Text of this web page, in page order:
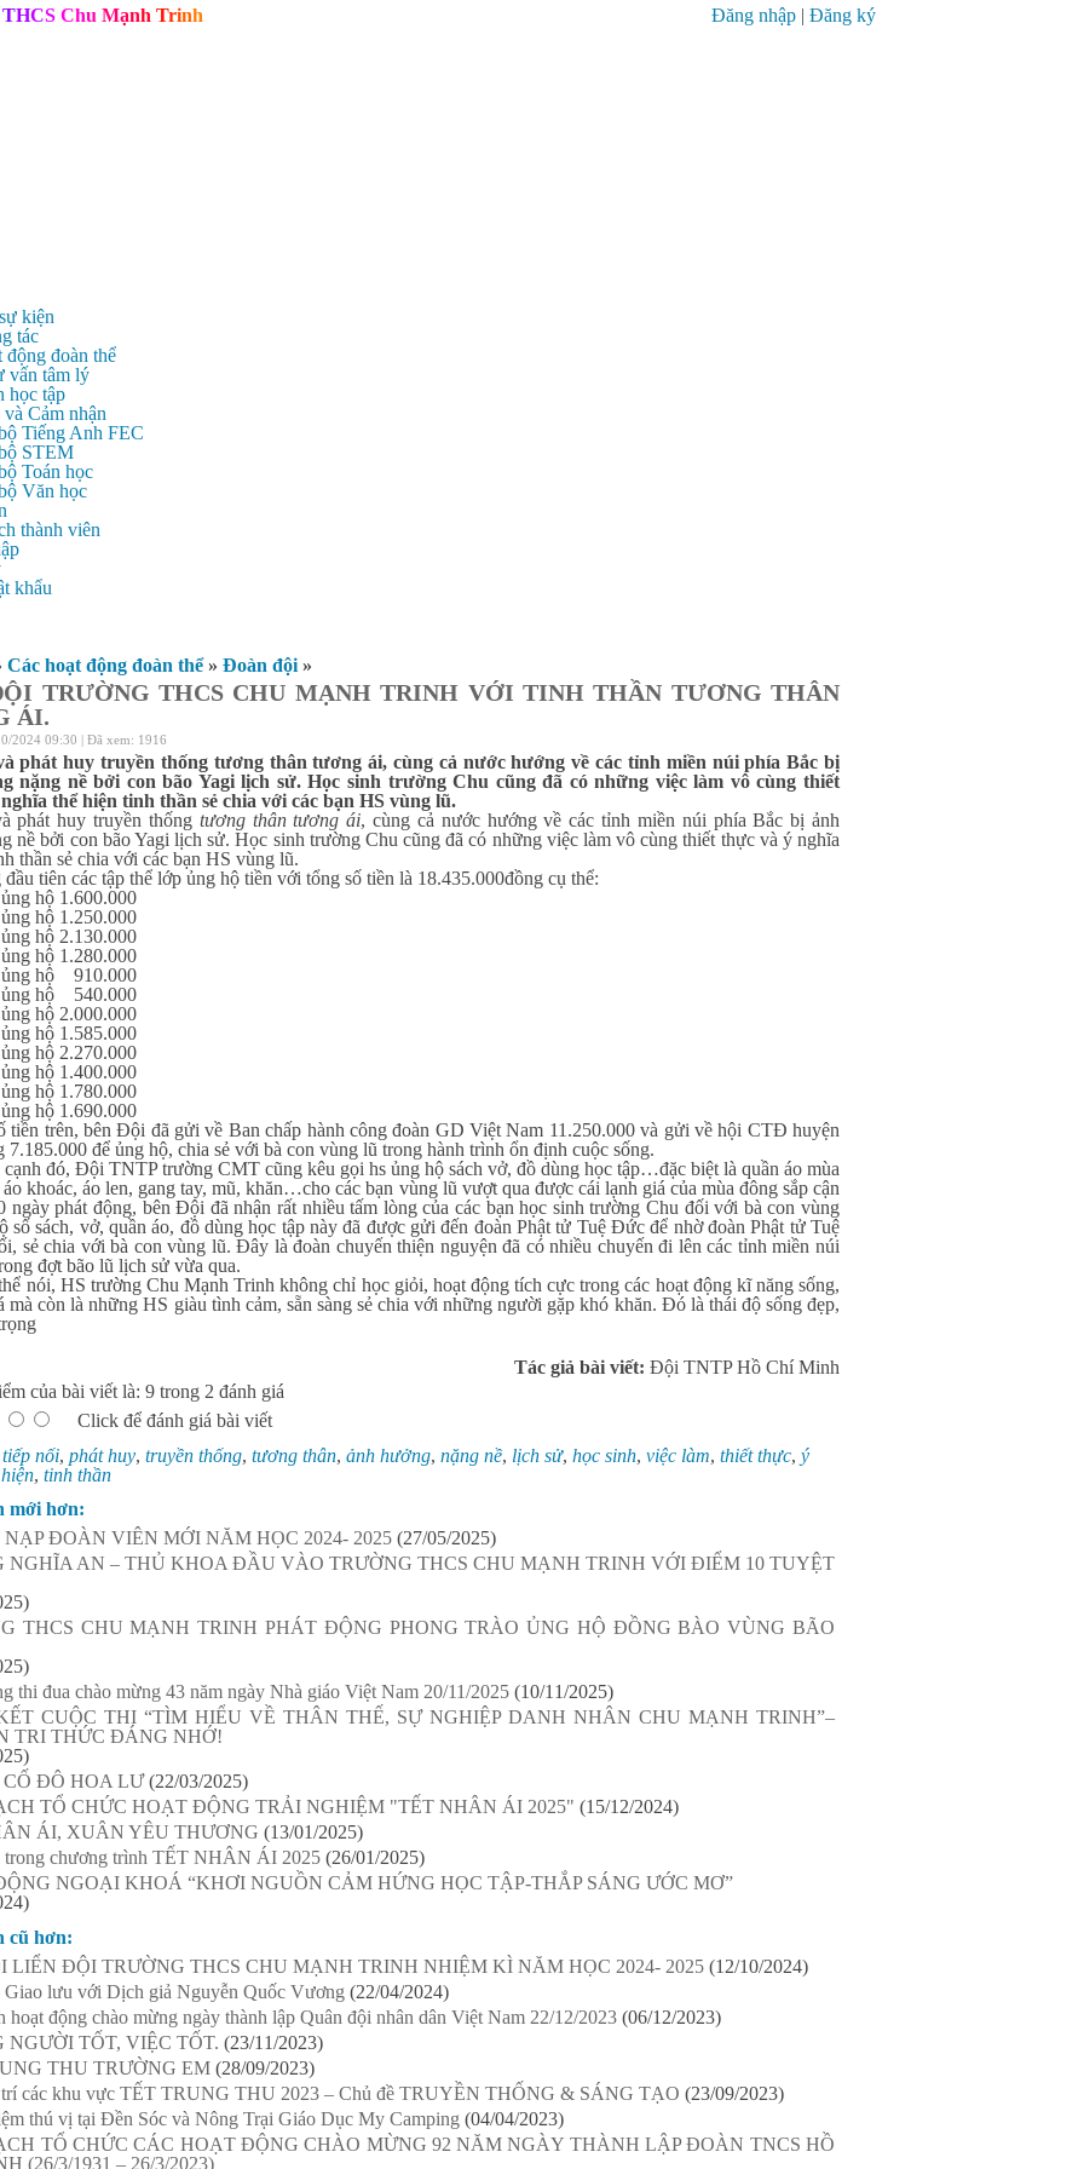
THCS Chu Mạnh Trinh Đăng nhập | Đăng ký
kiện
tác
động đoàn thể
vấn tâm lý
học tập
và Cảm nhận
Tiếng Anh FEC
STEM
Toán học
Văn học
thành viên
khẩu
Các hoạt động đoàn thể » Đoàn đội »
TRƯỜNG THCS CHU MẠNH TRINH VỚI TINH THẦN TƯƠNG THÂN
ÁI.
2024 09:30 | Đã xem: 1916
phát huy truyền thống tương thân tương ái, cùng cả nước hướng về các tỉnh miền núi phía Bắc bị
nặng nề bởi con bão Yagi lịch sử. Học sinh trường Chu cũng đã có những việc làm vô cùng thiết
thể hiện tinh thần sẻ chia với các bạn HS vùng lũ.
phát huy truyền thống tương thân tương ái, cùng cả nước hướng về các tỉnh miền núi phía Bắc bị ảnh
nề bởi con bão Yagi lịch sử. Học sinh trường Chu cũng đã có những việc làm vô cùng thiết thực và ý nghĩa
thần sẻ chia với các bạn HS vùng lũ.
tiên các tập thể lớp ủng hộ tiền với tổng số tiền là 18.435.000đồng cụ thể:
hộ 1.600.000
hộ 1.250.000
hộ 2.130.000
hộ 1.280.000
hộ 910.000
hộ 540.000
hộ 2.000.000
hộ 1.585.000
hộ 2.270.000
hộ 1.400.000
hộ 1.780.000
hộ 1.690.000
tiền trên, bên Đội đã gửi về Ban chấp hành công đoàn GD Việt Nam 11.250.000 và gửi về hội CTĐ huyện
7.185.000 để ủng hộ, chia sẻ với bà con vùng lũ trong hành trình ổn định cuộc sống.
đó, Đội TNTP trường CMT cũng kêu gọi hs ủng hộ sách vở, đồ dùng học tập…đặc biệt là quần áo mùa
khoác, áo len, gang tay, mũ, khăn…cho các bạn vùng lũ vượt qua được cái lạnh giá của mùa đông sắp cận
ngày phát động, bên Đội đã nhận rất nhiều tấm lòng của các bạn học sinh trường Chu đối với bà con vùng
số sách, vở, quần áo, đồ dùng học tập này đã được gửi đến đoàn Phật tử Tuệ Đức để nhờ đoàn Phật tử Tuệ
sẻ chia với bà con vùng lũ. Đây là đoàn chuyến thiện nguyện đã có nhiều chuyến đi lên các tỉnh miền núi
đợt bão lũ lịch sử vừa qua.
HS trường Chu Mạnh Trinh không chỉ học giỏi, hoạt động tích cực trong các hoạt động kĩ năng sống,
mà còn là những HS giàu tình cảm, sẵn sàng sẻ chia với những người gặp khó khăn. Đó là thái độ sống đẹp,
Tác giả bài viết: Đội TNTP Hồ Chí Minh
của bài viết là: 9 trong 2 đánh giá
Click để đánh giá bài viết
tiếp nối, phát huy, truyền thống, tương thân, ảnh hưởng, nặng nề, lịch sử, học sinh, việc làm, thiết thực, ý
, tinh thần
mới hơn:
ĐOÀN VIÊN MỚI NĂM HỌC 2024- 2025 (27/05/2025)
NGHĨA AN – THỦ KHOA ĐẦU VÀO TRƯỜNG THCS CHU MẠNH TRINH VỚI ĐIỂM 10 TUYỆT
THCS CHU MẠNH TRINH PHÁT ĐỘNG PHONG TRÀO ỦNG HỘ ĐỒNG BÀO VÙNG BÃO
thi đua chào mừng 43 năm ngày Nhà giáo Việt Nam 20/11/2025 (10/11/2025)
CUỘC THI “TÌM HIỂU VỀ THÂN THẾ, SỰ NGHIỆP DANH NHÂN CHU MẠNH TRINH”–
TRI THỨC ĐÁNG NHỚ!
ĐÔ HOA LƯ (22/03/2025)
TỔ CHỨC HOẠT ĐỘNG TRẢI NGHIỆM "TẾT NHÂN ÁI 2025" (15/12/2024)
ÁI, XUÂN YÊU THƯƠNG (13/01/2025)
trong chương trình TẾT NHÂN ÁI 2025 (26/01/2025)
NGOẠI KHOÁ “KHƠI NGUỒN CẢM HỨNG HỌC TẬP-THẮP SÁNG ƯỚC MƠ”
cũ hơn:
LIỂN ĐỘI TRƯỜNG THCS CHU MẠNH TRINH NHIỆM KÌ NĂM HỌC 2024- 2025 (12/10/2024)
Giao lưu với Dịch giả Nguyễn Quốc Vương (22/04/2024)
hoạt động chào mừng ngày thành lập Quân đội nhân dân Việt Nam 22/12/2023 (06/12/2023)
NGƯỜI TỐT, VIỆC TỐT. (23/11/2023)
THU TRƯỜNG EM (28/09/2023)
trí các khu vực TẾT TRUNG THU 2023 – Chủ đề TRUYỀN THỐNG & SÁNG TẠO (23/09/2023)
thú vị tại Đền Sóc và Nông Trại Giáo Dục My Camping (04/04/2023)
TỔ CHỨC CÁC HOẠT ĐỘNG CHÀO MỪNG 92 NĂM NGÀY THÀNH LẬP ĐOÀN TNCS HỒ
(26/3/1931 – 26/3/2023)